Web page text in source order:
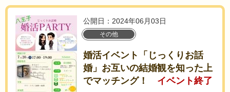
公開日：2024年06月03日
その他
婚活イベント「じっくりお話
婚」お互いの結婚観を知った上
でマッチング！
イベント終了